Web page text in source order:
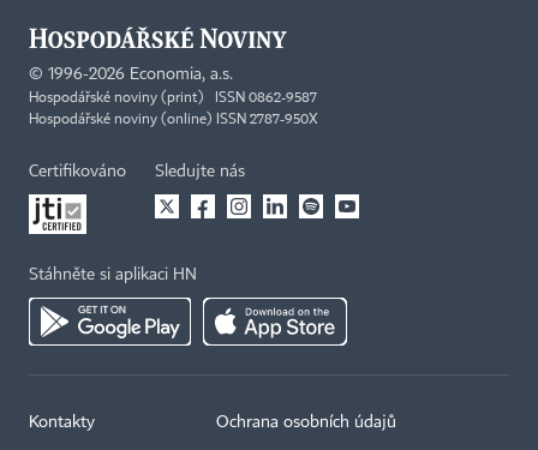
© 1996-2026 Economia, a.s.
Hospodářské noviny (print) ISSN 0862-9587
Hospodářské noviny (online) ISSN 2787-950X
Certifikováno Sledujte nás
Stáhněte si aplikaci HN
Kontakty Ochrana osobních údajů